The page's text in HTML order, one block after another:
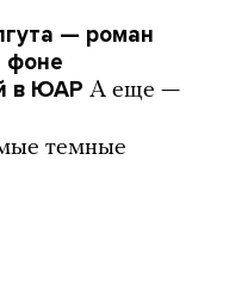
— роман
фоне
в ЮАР А еще —
темные